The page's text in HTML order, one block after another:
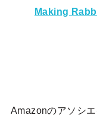
Making
Amazonのアソシ